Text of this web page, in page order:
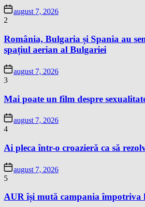
august 7, 2026
2
România, Bulgaria și Spania au
spațiul aerian al Bulgariei
august 7, 2026
3
Mai poate un film despre
august 7, 2026
4
Ai pleca într-o croazieră ca să
august 7, 2026
5
AUR își mută campania împotriva